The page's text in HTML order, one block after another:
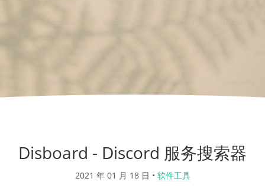
Disboard - Discord 服务搜索器
2021 年 01 月 18 日 • 软件工具